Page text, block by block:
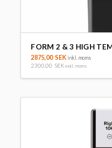
FORM 2 & 3 HIGH
2875,00SEKinkl. moms
2300,00 SEK exkl. moms